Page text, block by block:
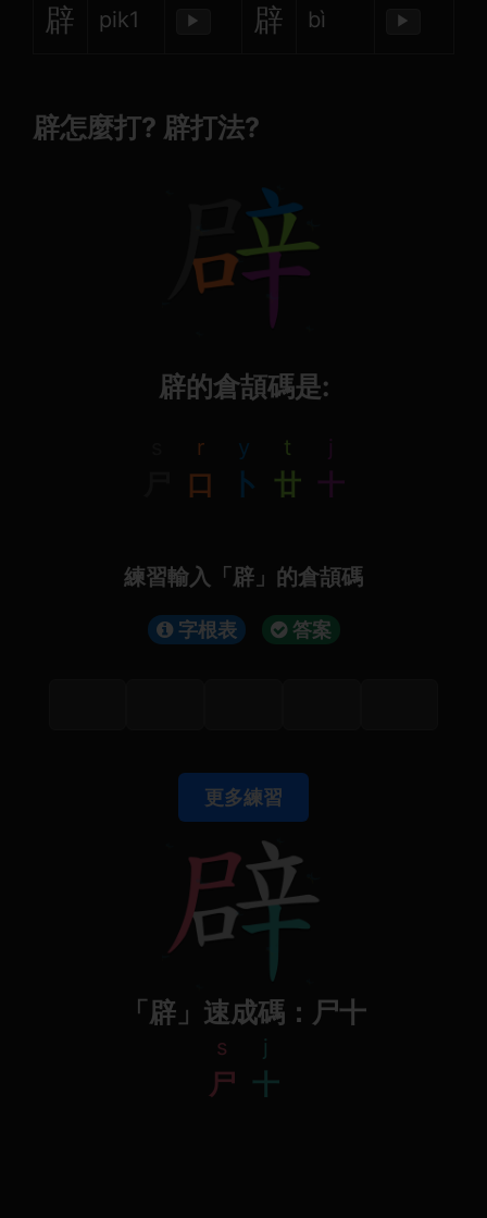
辟 pik1 ▶ 辟 bì ▶
辟怎麼打? 辟打法?
辟的倉頡碼是:
r
口
y
卜
t
廿
j
十
練習輸入「辟」的倉頡碼
字根表 答案
更多練習
「辟」速成碼：尸十
s
尸
j
十